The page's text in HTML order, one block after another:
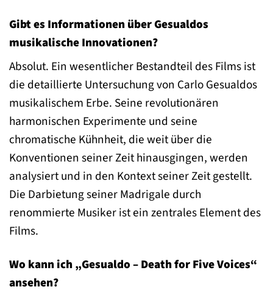
Gibt es Informationen über Gesualdos
musikalische Innovationen?
Absolut. Ein wesentlicher Bestandteil des Films ist
die detaillierte Untersuchung von Carlo Gesualdos
musikalischem Erbe. Seine revolutionären
harmonischen Experimente und seine
chromatische Kühnheit, die weit über die
Konventionen seiner Zeit hinausgingen, werden
analysiert und in den Kontext seiner Zeit gestellt.
Die Darbietung seiner Madrigale durch
renommierte Musiker ist ein zentrales Element des
Films.
Wo kann ich „Gesualdo – Death for Five Voices“
ansehen?